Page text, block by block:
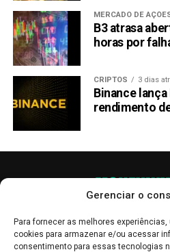
Gerenciar o
Para fornecer as melhores
cookies para armazenar e/ou acessar
consentimento para essas tecnologias
MERCADO DE
B3 atrasa
horas por
CRIPTOS 3 dias
Binance
rendimento